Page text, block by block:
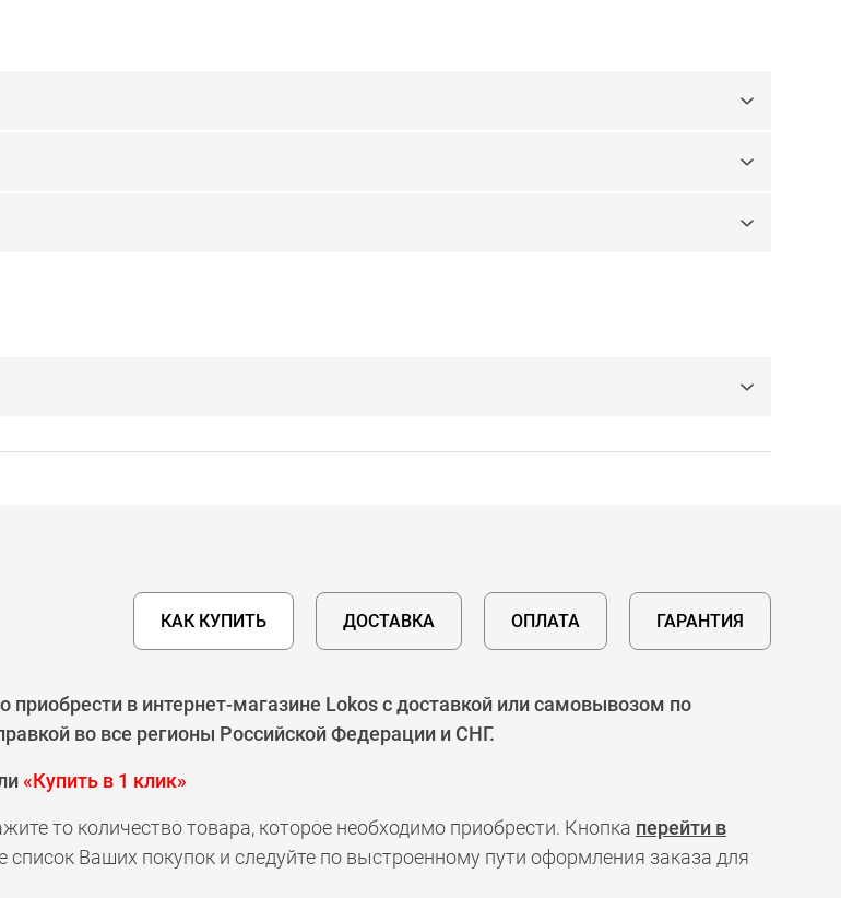
КАК КУПИТЬ ДОСТАВКА ОПЛАТА ГАРАНТИЯ
в интернет-магазине Lokos с доставкой или самовывозом по
во все регионы Российской Федерации и СНГ.
«Купить в 1 клик»
то количество товара, которое необходимо приобрести. Кнопка перейти в
Ваших покупок и следуйте по выстроенному пути оформления заказа для